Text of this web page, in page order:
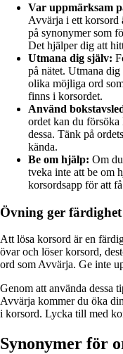
Var uppmärksam
Avvärja i ett korsord
på synonymer som
Det hjälper dig att
Utmana dig själv:
på nätet. Utmana
olika möjliga ord
finns i korsordet.
Använd
ordet kan du försöka
dessa. Tänk på
kända.
Be om hjälp: Om
tveka inte att be om
korsordsapp för att
Övning ger färdighet
Att lösa korsord är en
övar och löser korsord,
ord som Avvärja. Ge inte
Genom att använda dessa
Avvärja kommer du öka
i korsord. Lycka till med
Synonymer för